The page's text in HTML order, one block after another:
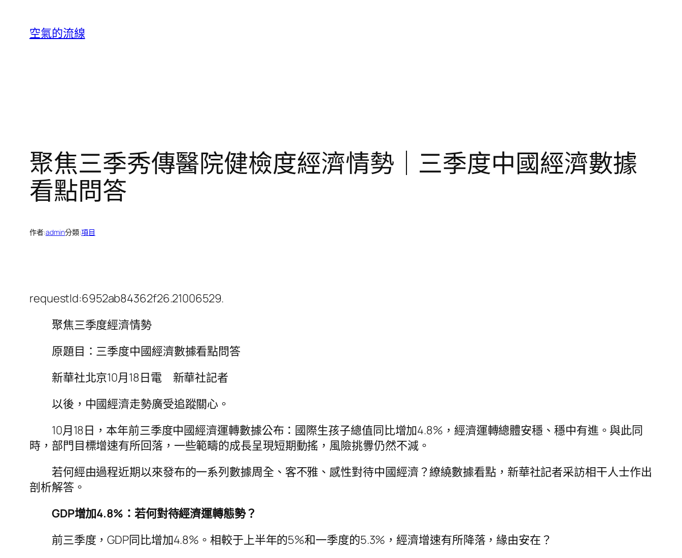
空氣的流線
聚焦三季秀傳醫院健檢度經濟情勢｜三季度中國經濟數據
看點問答
作者:admin分類:項目
requestId:6952ab84362f26.21006529.
聚焦三季度經濟情勢
原題目：三季度中國經濟數據看點問答
新華社北京10月18日電
新華社記者
以後，中國經濟走勢廣受追蹤關心。
10月18日，本年前三季度中國經濟運轉數據公布：國際生孩子總值同比增加4.8%，經濟運轉總體安穩、穩中有進。與此同
時，部門目標增速有所回落，一些範疇的成長呈現短期動搖，風險挑釁仍然不減。
若何經由過程近期以來發布的一系列數據周全、客不雅、感性對待中國經濟？繚繞數據看點，新華社記者采訪相干人士作出
剖析解答。
GDP增加4.8%：若何對待經濟運轉態勢？
前三季度，GDP同比增加4.8%。相較于上半年的5%和一季度的5.3%，經濟增速有所降落，緣由安在？